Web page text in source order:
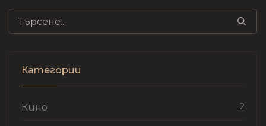
Search for:
Категории
Кино 2